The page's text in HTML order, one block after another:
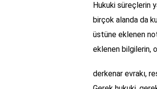
Hukuki süreçlerin
birçok alanda da
üstüne eklenen
eklenen bilgilerin,
derkenar evrakı,